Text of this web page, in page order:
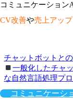
コミュニケーション
CV改善や売上アップ
チャットボットと
一般化したチャ
な自然言語処理プ
コミュニケーシ